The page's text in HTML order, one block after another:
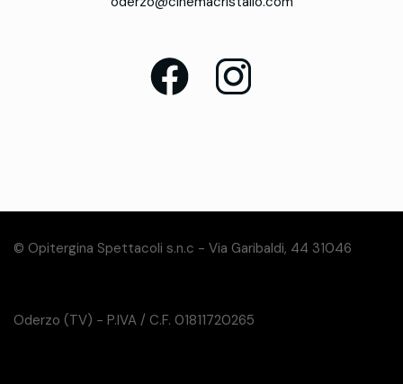
© Opitergina Spettacoli s.n.c - Via Garibaldi, 44 31046
Oderzo (TV) - P.IVA / C.F. 01811720265